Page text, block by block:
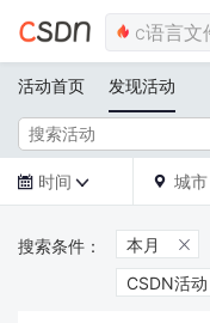
活动首页 发现活动
 时间   城市
本月 
CSDN活动